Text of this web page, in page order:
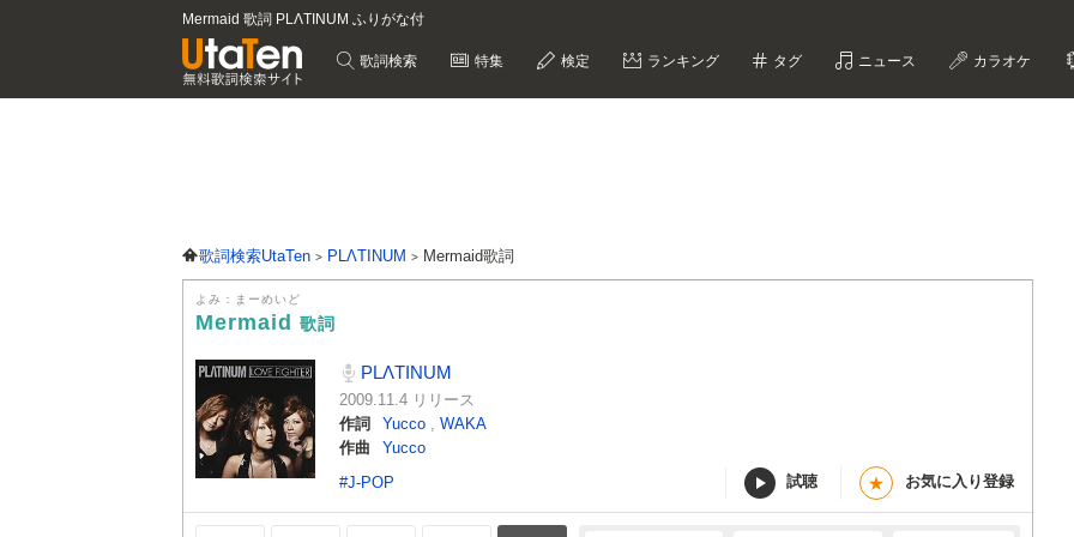
Mermaid 歌詞 PLΛTINUM ふりがな付
歌詞検索 特集 検定 ランキング タグ ニュース カラオケ
歌詞検索UtaTen PLΛTINUM Mermaid歌詞
よみ：まーめいど
Mermaid 歌詞
PLΛTINUM
2009.11.4 リリース
作詞
Yucco , WAKA
作曲
Yucco
#J-POP
試聴 ★ お気に入り登録